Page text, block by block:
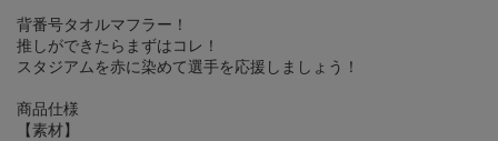
背番号タオルマフラー！
推しができたらまずはコレ！
スタジアムを赤に染めて選手を応援しましょう！
商品仕様
【素材】